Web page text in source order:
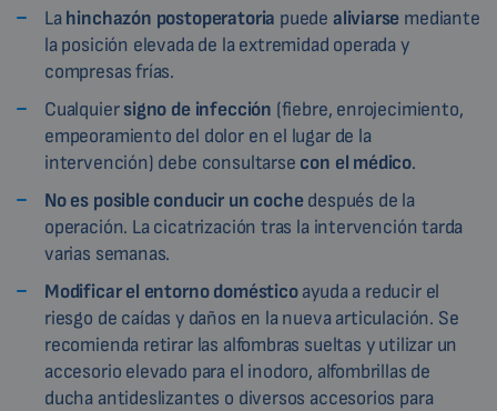
Lahinchazón postoperatoria puede aliviarse mediante
la posición elevada de la extremidad operada y
compresas frías.
Cualquiersigno de infección (fiebre, enrojecimiento,
empeoramiento del dolor en el lugar de la
intervención) debe consultarse con el médico.
No es posible conducir un cochedespués de la
operación. La cicatrización tras la intervención tarda
varias semanas.
Modificar el entorno domésticoayuda a reducir el
riesgo de caídas y daños en la nueva articulación. Se
recomienda retirar las alfombras sueltas y utilizar un
accesorio elevado para el inodoro, alfombrillas de
ducha antideslizantes o diversos accesorios para